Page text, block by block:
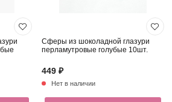
Сферы из шоколадной глазури
перламутровые голубые 10шт.
449 ₽
Нет в наличии